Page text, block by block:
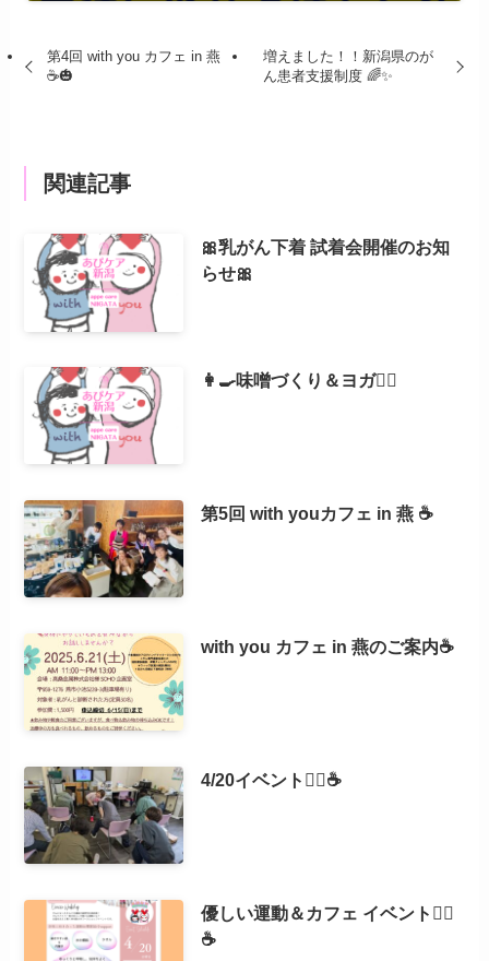
第4回 with you カフェ in 燕
☕️🎃
増えました！！新潟県のが
ん患者支援制度 🌈✨
関連記事
🎀乳がん下着 試着会開催のお知
らせ🎀
👩‍🍳味噌づくり＆ヨガ🧘‍♀️
第5回 with youカフェ in 燕 ☕️
with you カフェ in 燕のご案内☕️
4/20イベント🧘‍♀️☕️
優しい運動＆カフェ イベント🧘‍♀️
☕️